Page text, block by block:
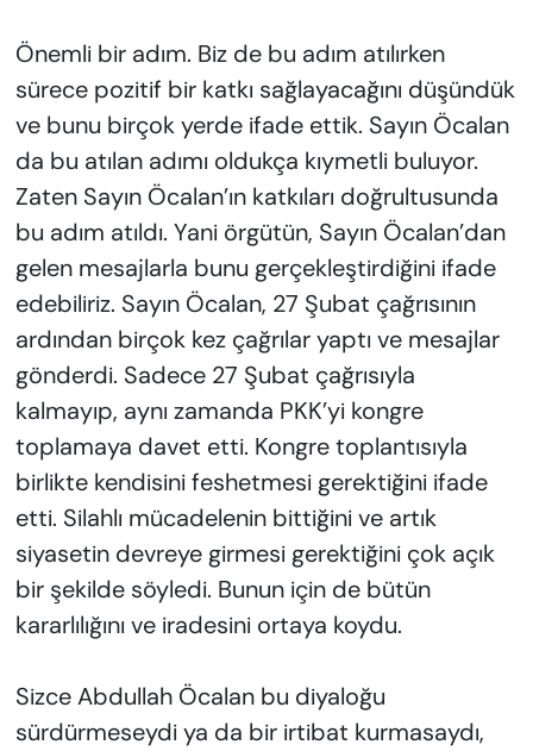
Önemli bir adım. Biz de bu adım atılırken
sürece pozitif bir katkı sağlayacağını düşündük
ve bunu birçok yerde ifade ettik. Sayın Öcalan
da bu atılan adımı oldukça kıymetli buluyor.
Zaten Sayın Öcalan’ın katkıları doğrultusunda
bu adım atıldı. Yani örgütün, Sayın Öcalan’dan
gelen mesajlarla bunu gerçekleştirdiğini ifade
edebiliriz. Sayın Öcalan, 27 Şubat çağrısının
ardından birçok kez çağrılar yaptı ve mesajlar
gönderdi. Sadece 27 Şubat çağrısıyla
kalmayıp, aynı zamanda PKK’yi kongre
toplamaya davet etti. Kongre toplantısıyla
birlikte kendisini feshetmesi gerektiğini ifade
etti. Silahlı mücadelenin bittiğini ve artık
siyasetin devreye girmesi gerektiğini çok açık
bir şekilde söyledi. Bunun için de bütün
kararlılığını ve iradesini ortaya koydu.
Sizce Abdullah Öcalan bu diyaloğu
sürdürmeseydi ya da bir irtibat kurmasaydı,